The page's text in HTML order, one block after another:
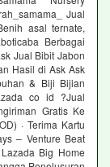
Jual
asal ternate,
Berbagai
Jual Bibit Jabon
Hasil di Ask Ask
& Biji Bijian
co id ?Jual
Gratis Ke
· Terima Kartu
– Venture Beat
Big Home